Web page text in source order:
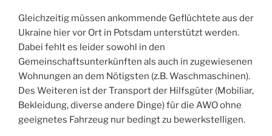
Gleichzeitig müssen ankommende Geflüchtete aus der
Ukraine hier vor Ort in Potsdam unterstützt werden.
Dabei fehlt es leider sowohl in den
Gemeinschaftsunterkünften als auch in zugewiesenen
Wohnungen an dem Nötigsten (z.B. Waschmaschinen).
Des Weiteren ist der Transport der Hilfsgüter (Mobiliar,
Bekleidung, diverse andere Dinge) für die AWO ohne
geeignetes Fahrzeug nur bedingt zu bewerkstelligen.